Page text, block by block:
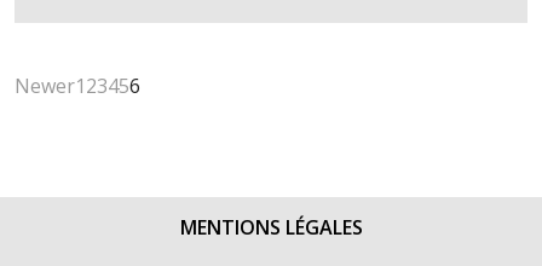
DE
D’APPUI
Newer123456
MENTIONS LÉGALES